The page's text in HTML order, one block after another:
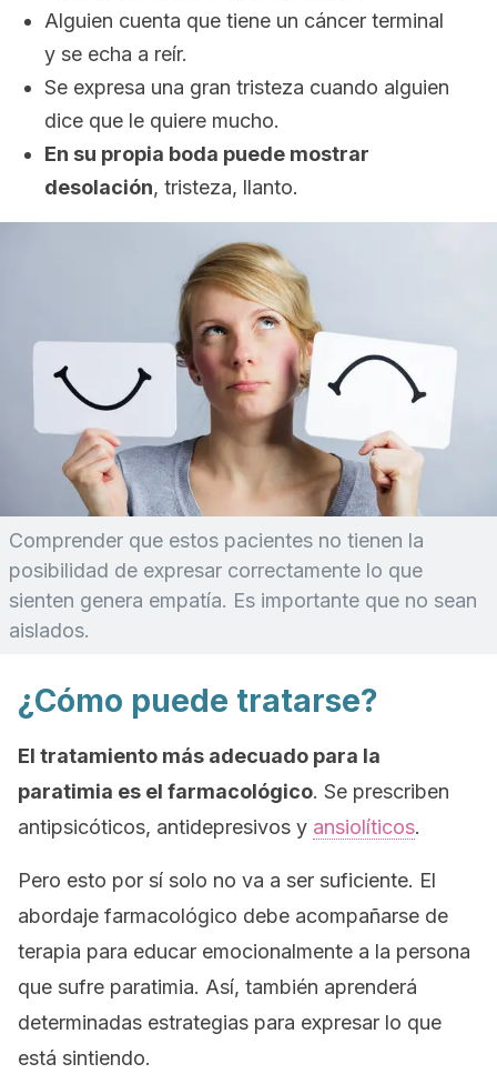
Alguien cuenta que tiene un cáncer terminal
y se echa a reír.
Se expresa una gran tristeza cuando alguien
dice que le quiere mucho.
En su propia boda puede mostrar
desolación, tristeza, llanto.
Comprender que estos pacientes no tienen la
posibilidad de expresar correctamente lo que
sienten genera empatía. Es importante que no sean
aislados.
¿Cómo puede tratarse?
El tratamiento más adecuado para la
paratimia es el farmacológico. Se prescriben
antipsicóticos, antidepresivos y ansiolíticos.
Pero esto por sí solo no va a ser suficiente. El
abordaje farmacológico debe acompañarse de
terapia para educar emocionalmente a la persona
que sufre paratimia. Así, también aprenderá
determinadas estrategias para expresar lo que
está sintiendo.